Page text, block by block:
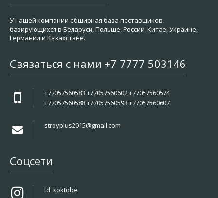
У нашей компании обширная база поставщиков,
базирующихся в Беларуси, Польше, России, Китае, Украине,
Германии и Казахстане.
Связаться с нами +7 7777 503146
+77057560583 +77057560602 +77057560574
+77057560588 +77057560593 +77057560607
stroyplus2015@gmail.com
Соцсети
td_koktobe